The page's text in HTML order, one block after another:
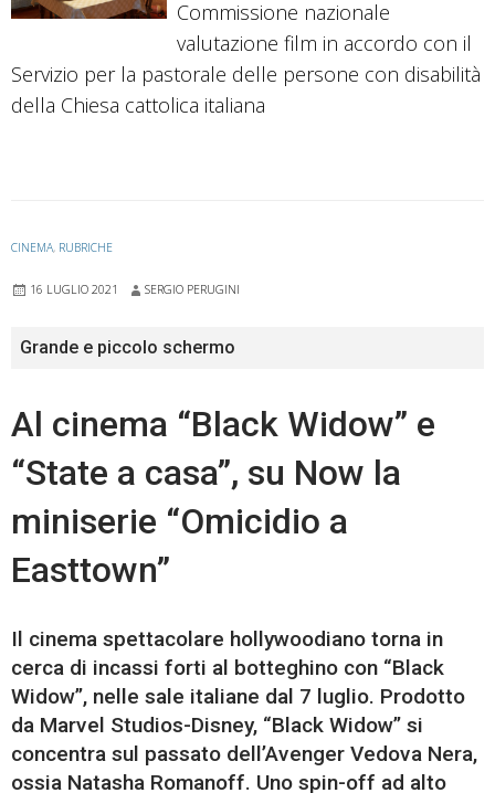
Commissione nazionale
valutazione film in accordo con il
Servizio per la pastorale delle persone con disabilità
della Chiesa cattolica italiana
CINEMA, RUBRICHE
16 LUGLIO 2021 SERGIO PERUGINI
Grande e piccolo schermo
Al cinema “Black Widow” e
“State a casa”, su Now la
miniserie “Omicidio a
Easttown”
Il cinema spettacolare hollywoodiano torna in
cerca di incassi forti al botteghino con “Black
Widow”, nelle sale italiane dal 7 luglio. Prodotto
da Marvel Studios-Disney, “Black Widow” si
concentra sul passato dell’Avenger Vedova Nera,
ossia Natasha Romanoff. Uno spin-off ad alto